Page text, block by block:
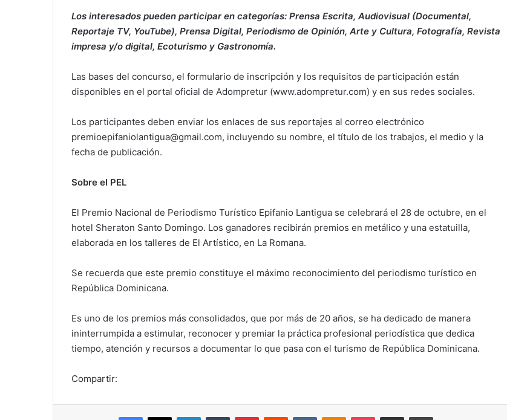
Los interesados pueden participar en categorías: Prensa Escrita, Audiovisual (Documental,
Reportaje TV, YouTube), Prensa Digital, Periodismo de Opinión, Arte y Cultura, Fotografía, Revista
impresa y/o digital, Ecoturismo y Gastronomía.
Las bases del concurso, el formulario de inscripción y los requisitos de participación están
disponibles en el portal oficial de Adompretur (www.adompretur.com) y en sus redes sociales.
Los participantes deben enviar los enlaces de sus reportajes al correo electrónico
premioepifaniolantigua@gmail.com, incluyendo su nombre, el título de los trabajos, el medio y la
fecha de publicación.
Sobre el PEL
El Premio Nacional de Periodismo Turístico Epifanio Lantigua se celebrará el 28 de octubre, en el
hotel Sheraton Santo Domingo. Los ganadores recibirán premios en metálico y una estatuilla,
elaborada en los talleres de El Artístico, en La Romana.
Se recuerda que este premio constituye el máximo reconocimiento del periodismo turístico en
República Dominicana.
Es uno de los premios más consolidados, que por más de 20 años, se ha dedicado de manera
ininterrumpida a estimular, reconocer y premiar la práctica profesional periodística que dedica
tiempo, atención y recursos a documentar lo que pasa con el turismo de República Dominicana.
Compartir:
Facebook
X LinkedInTumblr PinterestReddit VKontakteOdnoklassniki
Pocket Compartir por correo electrónicoImprimir